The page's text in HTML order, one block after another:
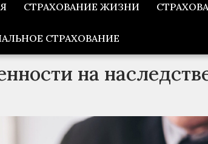
СТРАХОВАНИЕ ЖИЗНИ
СТРАХОВАНИЕ
на